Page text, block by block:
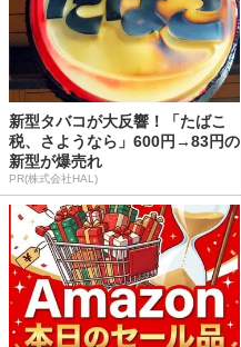
新型タバコが大反響！「たばこ
税、さようなら」600円→83円の
新型が爆売れ
PR(株式会社HAL)